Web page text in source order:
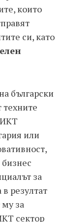
които
си, като
български
или
за
резултат
за
сектор